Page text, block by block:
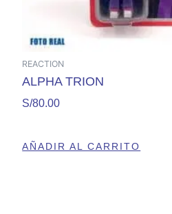
REACTION
ALPHA TRION
S/80.00
AÑADIR AL CARRITO